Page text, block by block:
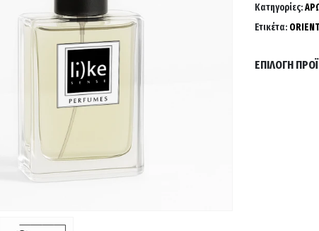
Κατηγορίες:
Ετικέτα:
ΕΠΙΛΟΓΉ